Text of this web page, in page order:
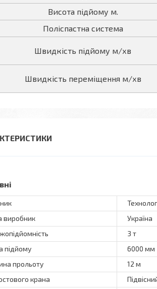
Висота підйому м.
Поліспастна система
Швидкість підйому м/хв
Швидкість переміщення м/хв
виробник
Україна
3 т
підйому
6000 мм
прольоту
12 м
крана